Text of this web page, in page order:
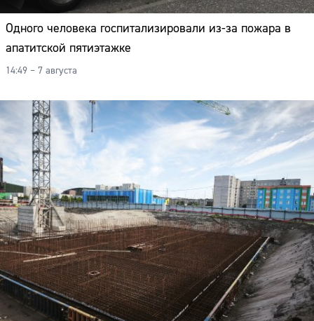
Одного человека госпитализировали из-за пожара в
апатитской пятиэтажке
14:49 – 7 августа